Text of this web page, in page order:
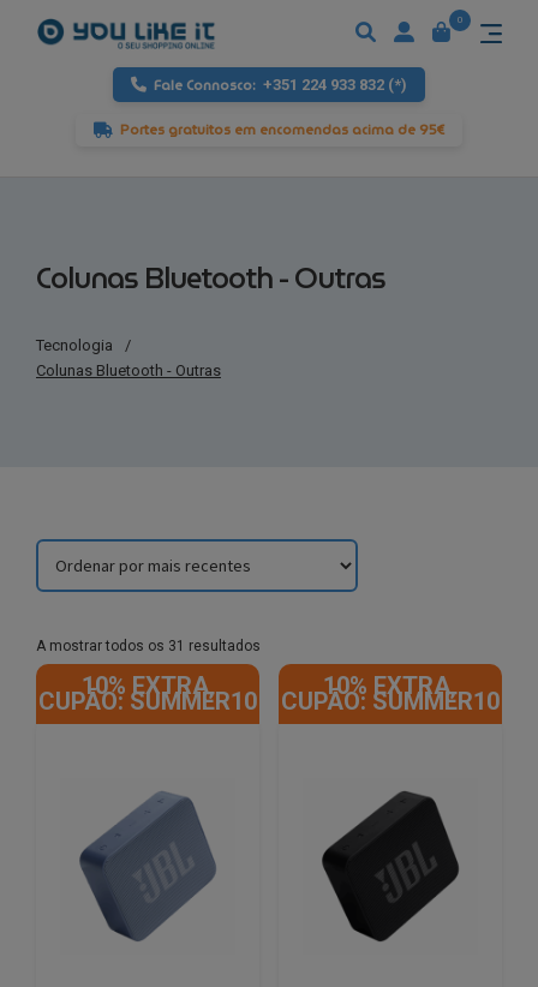
Fale Connosco: +351 224 933 832 (*)
Portes gratuitos em encomendas acima de 95€
0
Colunas Bluetooth - Outras
Tecnologia
/
Colunas Bluetooth - Outras
A mostrar todos os 31 resultados
latest
10% EXTRA,
CUPÃO: SUMMER10
10% EXTRA,
CUPÃO: SUMMER10